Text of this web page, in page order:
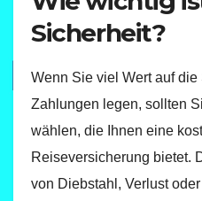
Sicherheit?
Wenn Sie viel Wert auf die
Zahlungen legen, sollten
wählen, die Ihnen eine
Reiseversicherung bietet.
von Diebstahl, Verlust